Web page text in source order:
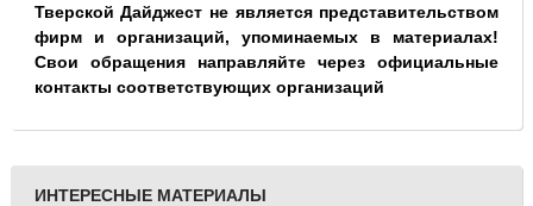
Тверской Дайджест не является представительством
фирм и организаций, упоминаемых в материалах!
Свои обращения направляйте через официальные
контакты соответствующих организаций
ИНТЕРЕСНЫЕ МАТЕРИАЛЫ